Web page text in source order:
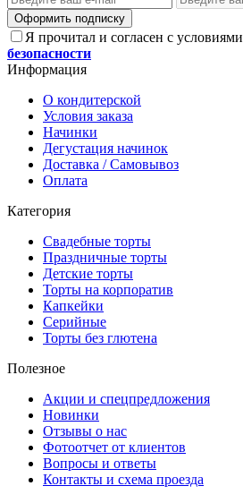
Оформить подписку
Я прочитал и согласен с условиями
безопасности
Информация
О кондитерской
Условия заказа
Начинки
Дегустация начинок
Доставка / Самовывоз
Оплата
Категория
Свадебные торты
Праздничные торты
Детские торты
Торты на корпоратив
Капкейки
Серийные
Торты без глютена
Полезное
Акции и спецпредложения
Новинки
Отзывы о нас
Фотоотчет от клиентов
Вопросы и ответы
Контакты и схема проезда